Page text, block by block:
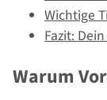
Wichtige
Fazit:
Warum